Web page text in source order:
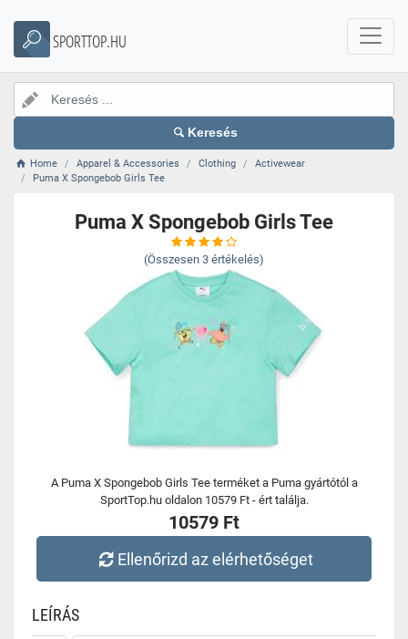
SPORTTOP.HU
Keresés
Home Apparel & Accessories Clothing
Activewear
Puma X Spongebob Girls Tee
Puma X Spongebob Girls Tee
(Összesen 3 értékelés)
A Puma X Spongebob Girls Tee terméket a Puma gyártótól a
SportTop.hu oldalon 10579 Ft - ért találja.
10579 Ft
Ellenőrizd az elérhetőséget
LEÍRÁS